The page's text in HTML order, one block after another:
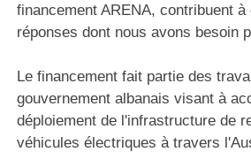
financement ARENA, contribuent à
réponses dont nous avons besoin
Le financement fait partie des
gouvernement albanais visant à
déploiement de l'infrastructure de
véhicules électriques à travers